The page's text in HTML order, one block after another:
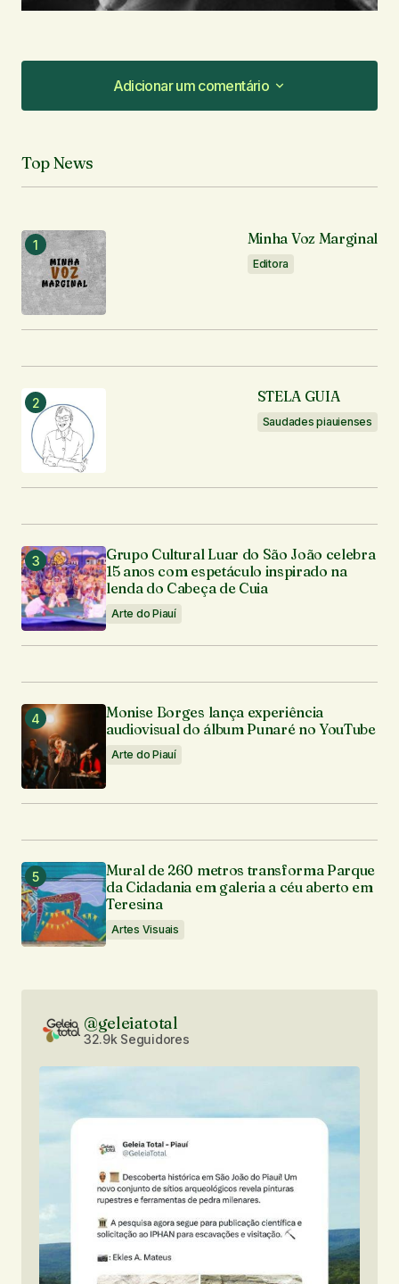
Adicionar um comentário
Adicionar um comentário
O seu endereço de e-mail não será publicado.
Comentário
Seu nome*
Seu e-mail
Enviar comentário
Top News
Minha Voz Marginal
Editora
STELA GUIA
Saudades piauienses
Grupo Cultural Luar do São João celebra
15 anos com espetáculo inspirado na
lenda do Cabeça de Cuia
Arte do Piauí
Monise Borges lança experiência
audiovisual do álbum Punaré no YouTube
Arte do Piauí
Mural de 260 metros transforma Parque
da Cidadania em galeria a céu aberto em
Teresina
Artes Visuais
@geleiatotal
32.9k Seguidores